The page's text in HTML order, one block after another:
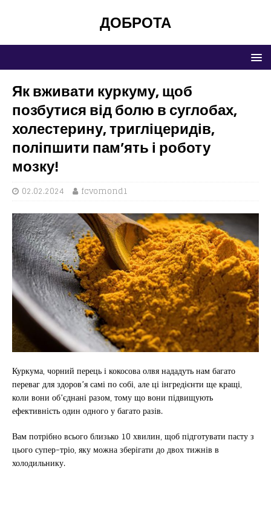
ДОБРОТА
Як вживати куркуму, щоб
позбутися від болю в суглобах,
холестерину, тригліцеридів,
поліпшити пам’ять і роботу
мозку!
02.02.2024 fcvomond1
Куркума, чорний перець і кокосова олвя нададуть нам багато
переваг для здоров’я самі по собі, але ці інгредієнти ще кращі,
коли вони об’єднані разом, тому що вони підвищують
ефективність один одного у багато разів.
Вам потрібно всього близько 10 хвилин, щоб підготувати пасту з
цього супер-тріо, яку можна зберігати до двох тижнів в
холодильнику.